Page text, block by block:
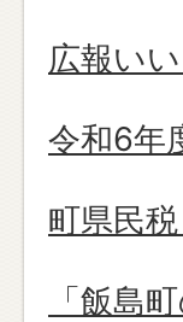
広報い
令和6年
町県民
「飯島